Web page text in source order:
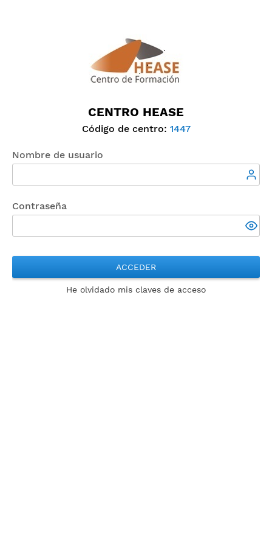
CENTRO HEASE
Código de centro: 1447
Nombre de usuario
Contraseña
ACCEDER
He olvidado mis claves de acceso